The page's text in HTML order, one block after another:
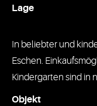
Lage
In beliebter und
Eschen.
Kindergarten sind in
Objekt